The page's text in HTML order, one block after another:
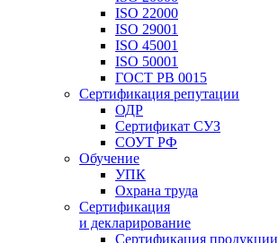
ISO 22000
ISO 29001
ISO 45001
ISO 50001
ГОСТ РВ 0015
Сертификация репутации
ОДР
Сертификат СУЗ
СОУТ РФ
Обучение
УПК
Охрана труда
Сертификация
и декларирование
Сертификация продукции